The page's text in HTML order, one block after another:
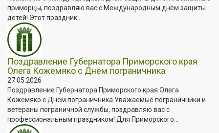
приморцы, поздравляю вас с Международным днём защиты
детей! Этот праздник...
Поздравление Губернатора Приморского края
Олега Кожемяко с Днём пограничника
27.05.2026
Поздравление Губернатора Приморского края Олега
Кожемяко с Днём пограничника Уважаемые пограничники и
ветераны пограничной службы, поздравляю вас с
профессиональным праздником! Для Приморского...